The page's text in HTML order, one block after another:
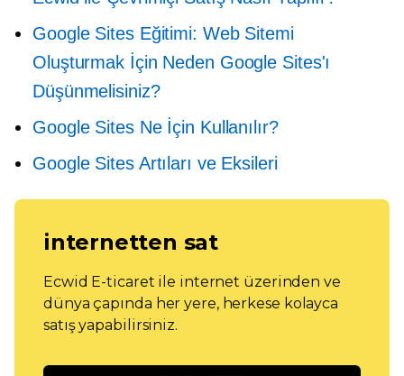
Google Sites Eğitimi: Web Sitemi
Oluşturmak İçin Neden Google Sites'ı
Düşünmelisiniz?
Google Sites Ne İçin Kullanılır?
Google Sites Artıları ve Eksileri
internetten sat
Ecwid E-ticaret ile internet üzerinden ve
dünya çapında her yere, herkese kolayca
satış yapabilirsiniz.